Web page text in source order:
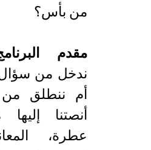
من بأس؟
مقدم
ندخل من
أم ننطلق
أنصتنا
عطرة،